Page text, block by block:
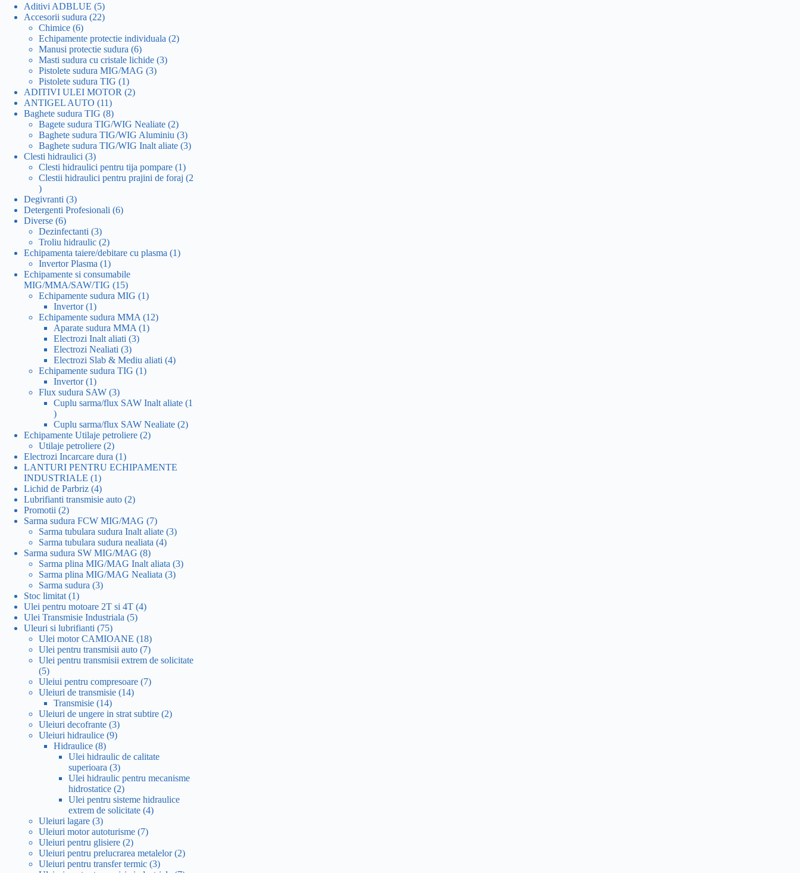
Aditivi ADBLUE 55
produse
Accesorii sudura 2222
produse
Chimice 66
produse
Echipamente protectie individuala 22
Manusi protectie sudura 66
produse
Masti sudura cu cristale lichide 33
Pistolete sudura MIG/MAG 33
Pistolete sudura TIG 11
produs
ADITIVI ULEI MOTOR 22
ANTIGEL AUTO 1111
produse
Baghete sudura TIG 88
produse
Bagete sudura TIG/WIG Nealiate 22
produse
Baghete sudura TIG/WIG Aluminiu 33
produse
Baghete sudura TIG/WIG Inalt aliate 33
Clesti hidraulici 33
produse
Clesti hidraulici pentru tija pompare 11
produs
Clestii hidraulici pentru prajini de foraj
2
2
produse
Degivranti 33
produse
Detergenti Profesionali 66
Diverse 66
produse
Dezinfectanti 33
produse
Troliu hidraulic 22
produse
Echipamenta taiere/debitare cu plasma 11
Invertor Plasma 11
produs
Echipamente si consumabile
MIG/MMA/SAW/TIG
1515
produse
Echipamente sudura MIG 11
Invertor 11
produs
Echipamente sudura MMA 1212
Aparate sudura MMA 11
Electrozi Inalt aliati 33
Electrozi Nealiati 33
produse
Electrozi Slab & Mediu aliati 44
Echipamente sudura TIG 11
Invertor 11
produs
Flux sudura SAW 33
produse
Cuplu sarma/flux SAW Inalt aliate 1
1
produs
Cuplu sarma/flux SAW Nealiate 22
Echipamente Utilaje petroliere 22
Utilaje petroliere 22
produse
Electrozi Incarcare dura 11
produs
LANTURI PENTRU ECHIPAMENTE
INDUSTRIALE
11
produs
Lichid de Parbriz 44
produse
Lubrifianti transmisie auto 22
Promotii 22
produse
Sarma sudura FCW MIG/MAG 77
produse
Sarma tubulara sudura Inalt aliate 33
Sarma tubulara sudura nealiata 44
Sarma sudura SW MIG/MAG 88
produse
Sarma plina MIG/MAG Inalt aliata 33
Sarma plina MIG/MAG Nealiata 33
Sarma sudura 33
Stoc limitat 11
produs
Ulei pentru motoare 2T si 4T 44
Ulei Transmisie Industriala 55
Uleuri si lubrifianti 7575
de
produse
Ulei motor CAMIOANE 1818
produse
Ulei pentru transmisii auto 77
produse
Ulei pentru transmisii extrem de solicitate
55
produse
Uleiui pentru compresoare 77
Uleiuri de transmisie 1414
Transmisie 1414
produse
Uleiuri de ungere in strat subtire 22
Uleiuri decofrante 33
produse
Uleiuri hidraulice 99
Hidraulice 88
produse
Ulei hidraulic de calitate
superioara 33
produse
Ulei hidraulic pentru mecanisme
hidrostatice 22
produse
Ulei pentru sisteme hidraulice
extrem de solicitate 44
Uleiuri lagare 33
produse
Uleiuri motor autoturisme 77
Uleiuri pentru glisiere 22
produse
Uleiuri pentru prelucrarea metalelor 22
Uleiuri pentru transfer termic 33